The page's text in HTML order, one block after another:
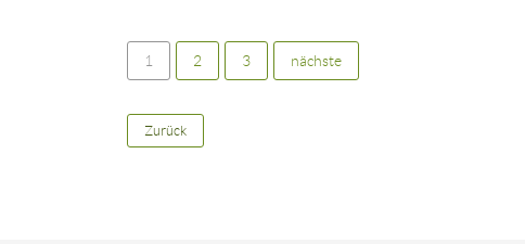
1 2 3 nächste
Zurück